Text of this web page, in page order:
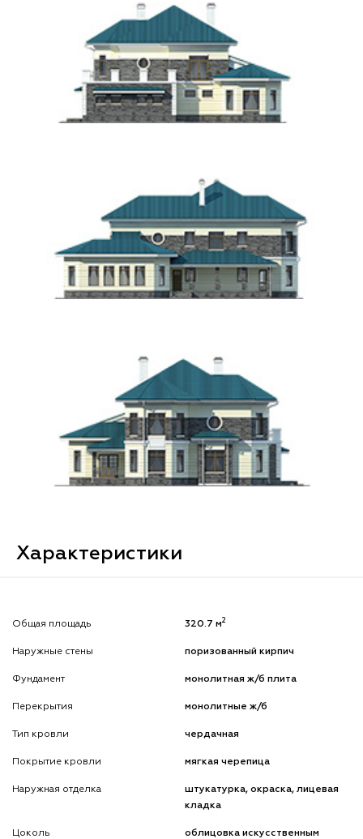
Характеристики
Общая площадь 320.7 м2
Наружные стены поризованный кирпич
Фундамент монолитная ж/б плита
Перекрытия монолитные ж/б
Тип кровли чердачная
Покрытие кровли мягкая черепица
Наружная отделка
штукатурка, окраска, лицевая
кладка
Цоколь
облицовка искусственным